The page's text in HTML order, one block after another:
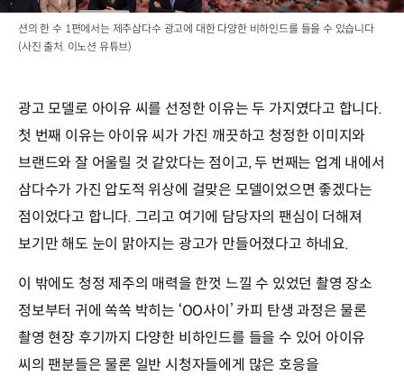
션의 한 수 1편에서는 제주삼다수 광고에 대한 다양한 비하인드를 들을 수 있습니다
(사진 출처. 이노션 유튜브)
광고 모델로 아이유 씨를 선정한 이유는 두 가지였다고 합니다.
첫 번째 이유는 아이유 씨가 가진 깨끗하고 청정한 이미지와
브랜드와 잘 어울릴 것 같았다는 점이고, 두 번째는 업계 내에서
삼다수가 가진 압도적 위상에 걸맞은 모델이었으면 좋겠다는
점이었다고 합니다. 그리고 여기에 담당자의 팬심이 더해져
보기만 해도 눈이 맑아지는 광고가 만들어졌다고 하네요.
이 밖에도 청정 제주의 매력을 한껏 느낄 수 있었던 촬영 장소
정보부터 귀에 쏙쏙 박히는 ‘OO사이’ 카피 탄생 과정은 물론
촬영 현장 후기까지 다양한 비하인드를 들을 수 있어 아이유
씨의 팬분들은 물론 일반 시청자들에게 많은 호응을